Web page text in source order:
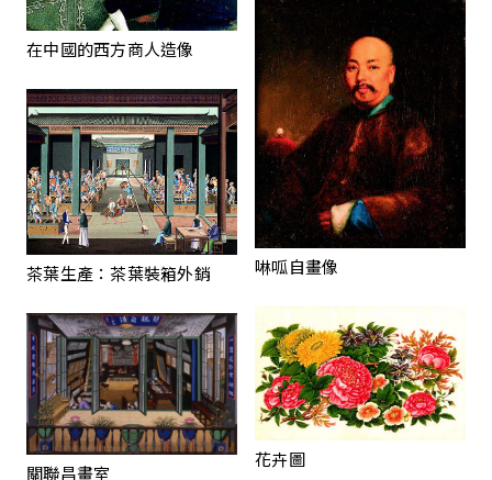
在中國的西方商人造像
啉呱自畫像
茶葉生產：茶葉裝箱外銷
花卉圖
關聯昌畫室